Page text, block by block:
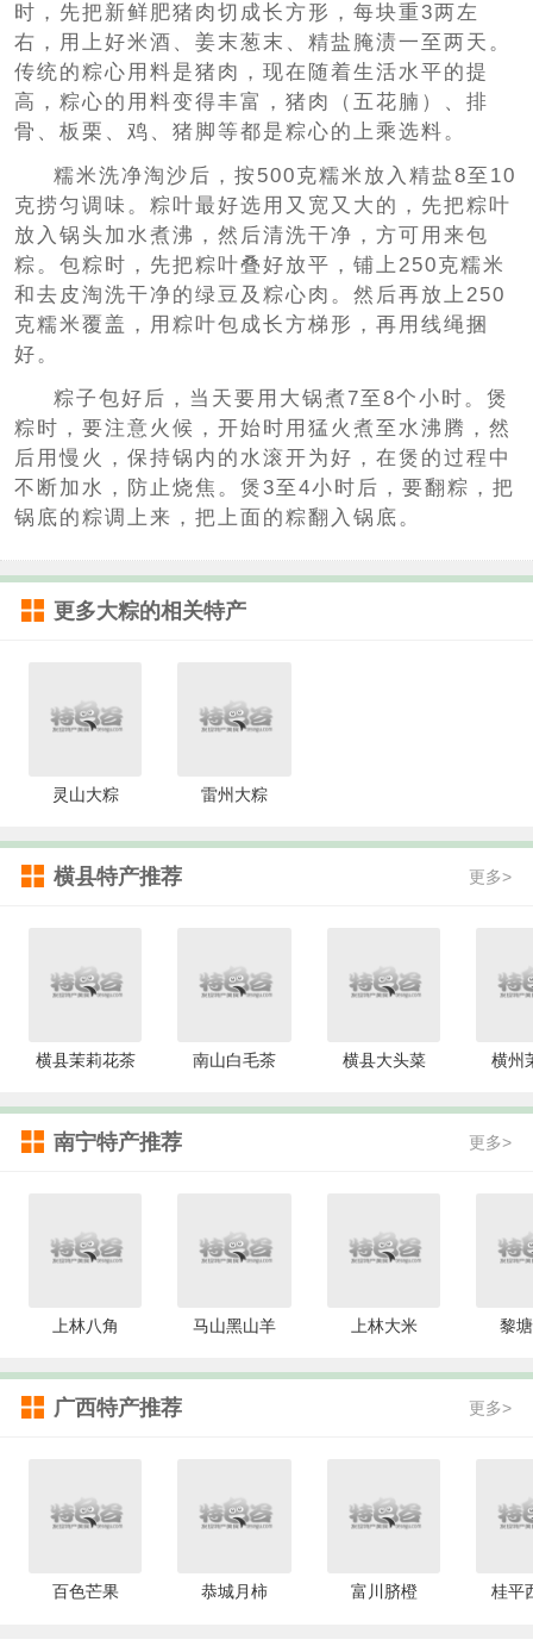
时，先把新鲜肥猪肉切成长方形，每块重3两左
右，用上好米酒、姜末葱末、精盐腌渍一至两天。
传统的粽心用料是猪肉，现在随着生活水平的提
高，粽心的用料变得丰富，猪肉（五花腩）、排
骨、板栗、鸡、猪脚等都是粽心的上乘选料。
糯米洗净淘沙后，按500克糯米放入精盐8至10
克捞匀调味。粽叶最好选用又宽又大的，先把粽叶
放入锅头加水煮沸，然后清洗干净，方可用来包
粽。包粽时，先把粽叶叠好放平，铺上250克糯米
和去皮淘洗干净的绿豆及粽心肉。然后再放上250
克糯米覆盖，用粽叶包成长方梯形，再用线绳捆
好。
粽子包好后，当天要用大锅煮7至8个小时。煲
粽时，要注意火候，开始时用猛火煮至水沸腾，然
后用慢火，保持锅内的水滚开为好，在煲的过程中
不断加水，防止烧焦。煲3至4小时后，要翻粽，把
锅底的粽调上来，把上面的粽翻入锅底。
更多大粽的相关特产
灵山大粽 雷州大粽
横县特产推荐 更多>
横县茉莉花茶 南山白毛茶 横县大头菜 横州
南宁特产推荐 更多>
上林八角 马山黑山羊 上林大米 黎
广西特产推荐 更多>
百色芒果 恭城月柿 富川脐橙 桂平